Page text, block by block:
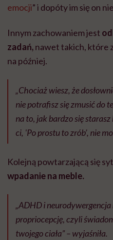
emocji” i dopóty im się on
Innym zachowaniem jest
zadań, nawet takich, które
na później.
„Chociaż wiesz, że
nie potrafisz się zmusić do
na to, jak bardzo się
ci, 'Po prostu to zrób’, nie
Kolejną powtarzającą się
wpadanie na meble.
„ADHD i
propriocepcję, czyli
twojego ciała” – wyjaśniła.